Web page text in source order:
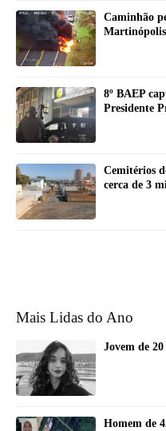
Caminhão
Martinópolis
8º BAEP
Presidente
Cemitérios
cerca de 3
Mais Lidas do Ano
Jovem de
Homem de